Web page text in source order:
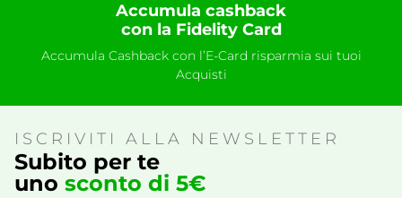
Accumula cashback
con la Fidelity Card
Accumula Cashback con l’E-Card risparmia sui tuoi
Acquisti
ISCRIVITI ALLA NEWSLETTER
Subito per te
uno sconto di 5€